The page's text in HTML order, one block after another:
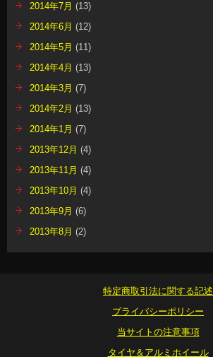
2014年7月 (13)
2014年6月 (12)
2014年5月 (11)
2014年4月 (13)
2014年3月 (7)
2014年2月 (13)
2014年1月 (7)
2013年12月 (4)
2013年11月 (4)
2013年10月 (4)
2013年9月 (6)
2013年8月 (2)
特定商取引法に関する記述
プライバシーポリシー
当サイトの注意事項
タイヤ＆アルミホイール